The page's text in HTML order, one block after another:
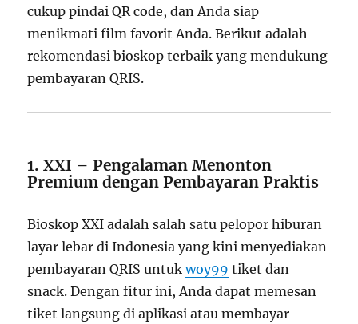
cukup pindai QR code, dan Anda siap
menikmati film favorit Anda. Berikut adalah
rekomendasi bioskop terbaik yang mendukung
pembayaran QRIS.
1. XXI – Pengalaman Menonton
Premium dengan Pembayaran Praktis
Bioskop XXI adalah salah satu pelopor hiburan
layar lebar di Indonesia yang kini menyediakan
pembayaran QRIS untukwoy99 tiket dan
snack. Dengan fitur ini, Anda dapat memesan
tiket langsung di aplikasi atau membayar